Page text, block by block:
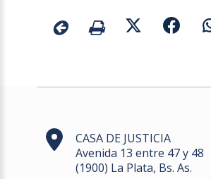
CASA DE JUSTICIA
Avenida 13 entre 47 y 48
(1900) La Plata, Bs. As.